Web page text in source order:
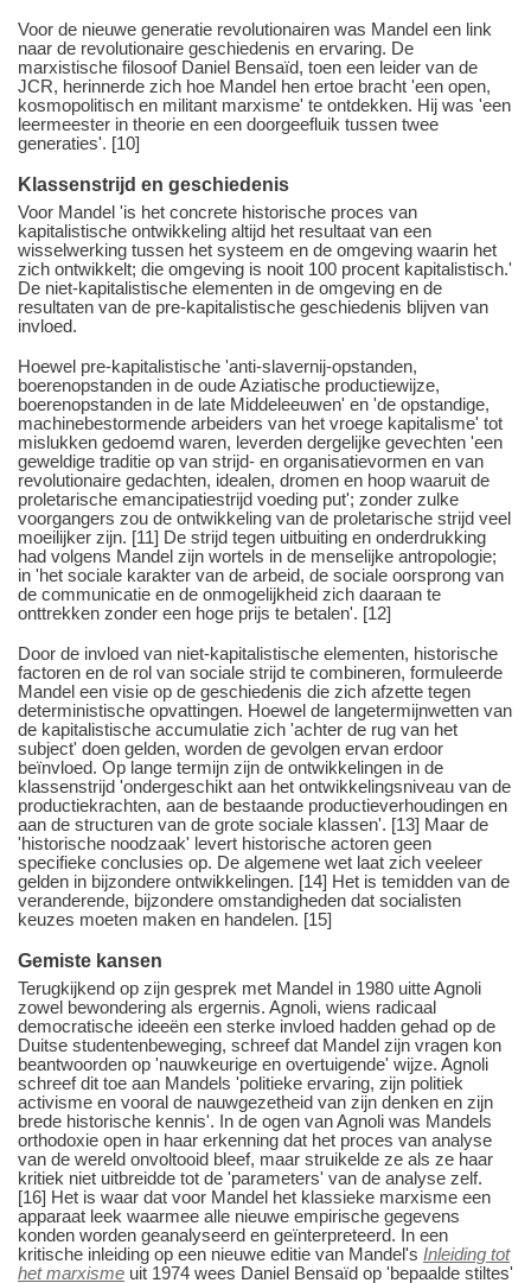
Voor de nieuwe generatie revolutionairen was Mandel een link
naar de revolutionaire geschiedenis en ervaring. De
marxistische filosoof Daniel Bensaïd, toen een leider van de
JCR, herinnerde zich hoe Mandel hen ertoe bracht 'een open,
kosmopolitisch en militant marxisme' te ontdekken. Hij was 'een
leermeester in theorie en een doorgeefluik tussen twee
generaties'. [10]
Klassenstrijd en geschiedenis
Voor Mandel 'is het concrete historische proces van
kapitalistische ontwikkeling altijd het resultaat van een
wisselwerking tussen het systeem en de omgeving waarin het
zich ontwikkelt; die omgeving is nooit 100 procent kapitalistisch.'
De niet-kapitalistische elementen in de omgeving en de
resultaten van de pre-kapitalistische geschiedenis blijven van
invloed.
Hoewel pre-kapitalistische 'anti-slavernij-opstanden,
boerenopstanden in de oude Aziatische productiewijze,
boerenopstanden in de late Middeleeuwen' en 'de opstandige,
machinebestormende arbeiders van het vroege kapitalisme' tot
mislukken gedoemd waren, leverden dergelijke gevechten 'een
geweldige traditie op van strijd- en organisatievormen en van
revolutionaire gedachten, idealen, dromen en hoop waaruit de
proletarische emancipatiestrijd voeding put'; zonder zulke
voorgangers zou de ontwikkeling van de proletarische strijd veel
moeilijker zijn. [11] De strijd tegen uitbuiting en onderdrukking
had volgens Mandel zijn wortels in de menselijke antropologie;
in 'het sociale karakter van de arbeid, de sociale oorsprong van
de communicatie en de onmogelijkheid zich daaraan te
onttrekken zonder een hoge prijs te betalen'. [12]
Door de invloed van niet-kapitalistische elementen, historische
factoren en de rol van sociale strijd te combineren, formuleerde
Mandel een visie op de geschiedenis die zich afzette tegen
deterministische opvattingen. Hoewel de langetermijnwetten van
de kapitalistische accumulatie zich 'achter de rug van het
subject' doen gelden, worden de gevolgen ervan erdoor
beïnvloed. Op lange termijn zijn de ontwikkelingen in de
klassenstrijd 'ondergeschikt aan het ontwikkelingsniveau van de
productiekrachten, aan de bestaande productieverhoudingen en
aan de structuren van de grote sociale klassen'. [13] Maar de
'historische noodzaak' levert historische actoren geen
specifieke conclusies op. De algemene wet laat zich veeleer
gelden in bijzondere ontwikkelingen. [14] Het is temidden van de
veranderende, bijzondere omstandigheden dat socialisten
keuzes moeten maken en handelen. [15]
Gemiste kansen
Terugkijkend op zijn gesprek met Mandel in 1980 uitte Agnoli
zowel bewondering als ergernis. Agnoli, wiens radicaal
democratische ideeën een sterke invloed hadden gehad op de
Duitse studentenbeweging, schreef dat Mandel zijn vragen kon
beantwoorden op 'nauwkeurige en overtuigende' wijze. Agnoli
schreef dit toe aan Mandels 'politieke ervaring, zijn politiek
activisme en vooral de nauwgezetheid van zijn denken en zijn
brede historische kennis'. In de ogen van Agnoli was Mandels
orthodoxie open in haar erkenning dat het proces van analyse
van de wereld onvoltooid bleef, maar struikelde ze als ze haar
kritiek niet uitbreidde tot de 'parameters' van de analyse zelf.
[16] Het is waar dat voor Mandel het klassieke marxisme een
apparaat leek waarmee alle nieuwe empirische gegevens
konden worden geanalyseerd en geïnterpreteerd. In een
kritische inleiding op een nieuwe editie van Mandel's Inleiding tot
het marxisme uit 1974 wees Daniel Bensaïd op 'bepaalde stiltes'